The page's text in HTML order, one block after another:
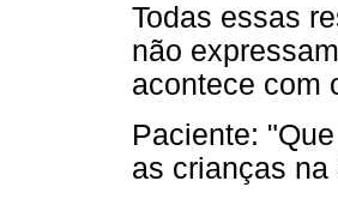
Todas essas
não
acontece com
Paciente:
as crianças